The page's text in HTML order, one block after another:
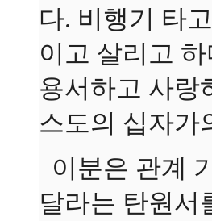
다. 비행기 타
이고 살리고
용서하고 사랑
스도의 십자가
이분은 관계
달라는 탄원서